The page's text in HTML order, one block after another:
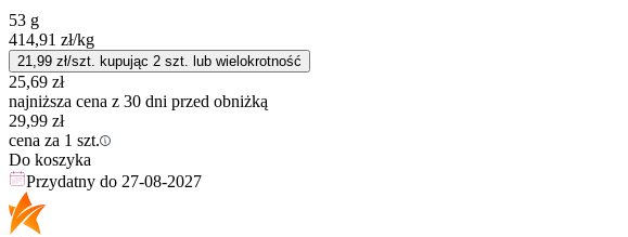
53 g
414,91 zł/kg
21,99 zł/szt. kupując 2 szt. lub wielokrotność
25,69 zł
najniższa cena z 30 dni przed obniżką
29,99 zł
cena za 1 szt.
Do koszyka
Przydatny do 27-08-2027